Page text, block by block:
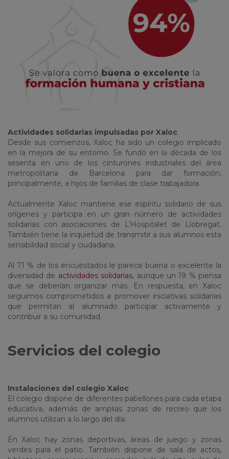
Actividades solidarias impulsadas por Xaloc
Desde sus comienzos, Xaloc ha sido un colegio implicado
en la mejora de su entorno. Se fundó en la década de los
sesenta en uno de los cinturones industriales del área
metropolitana de Barcelona para dar formación,
principalmente, a hijos de familias de clase trabajadora.
Actualmente Xaloc mantiene ese espíritu solidario de sus
orígenes y participa en un gran número de actividades
solidarias con asociaciones de L’Hospitalet de Llobregat.
También tiene la inquietud de transmitir a sus alumnos esta
sensibilidad social y ciudadana.
Al 71 % de los encuestados le parece buena o excelente la
diversidad de actividades solidarias, aunque un 19 % piensa
que se deberían organizar más. En respuesta, en Xaloc
seguimos comprometidos a promover iniciativas solidarias
que permitan al alumnado participar activamente y
contribuir a su comunidad.
Servicios del colegio
Instalaciones del colegio Xaloc
El colegio dispone de diferentes pabellones para cada etapa
educativa, además de amplias zonas de recreo que los
alumnos utilizan a lo largo del día.
En Xaloc hay zonas deportivas, áreas de juego y zonas
verdes para el patio. También dispone de sala de actos,